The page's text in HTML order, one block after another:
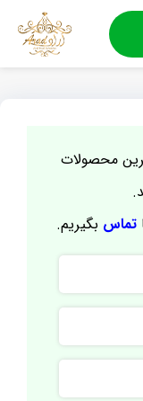
محصولات
تماس بگیریم.